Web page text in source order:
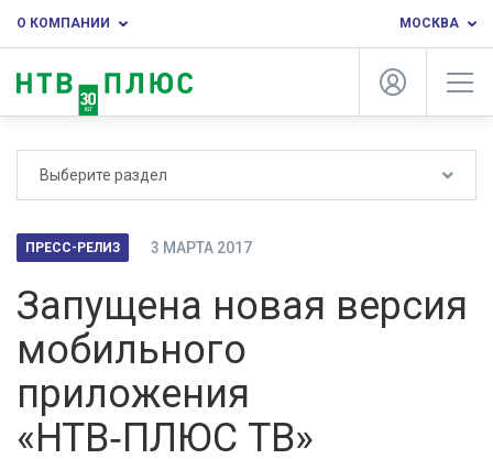
О КОМПАНИИ МОСКВА
Выберите раздел
ПРЕСС-РЕЛИЗ 3 МАРТА 2017
Запущена новая версия
мобильного
приложения
«НТВ‑ПЛЮС ТВ»